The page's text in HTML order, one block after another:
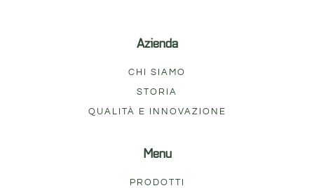
Azienda
CHI SIAMO
STORIA
QUALITÀ E INNOVAZIONE
Menu
PRODOTTI